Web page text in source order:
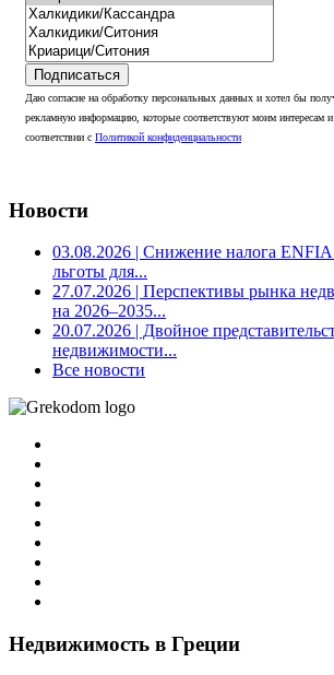
Подписаться
Даю согласие на обработку персональных данных и хотел бы
рекламную информацию, которые соответствуют моим интересам
соответствии с Политикой конфиденциальности
Новости
03.08.2026 | Снижение налога
льготы для...
27.07.2026 | Перспективы рынка
на 2026–2035...
20.07.2026 | Двойное
недвижимости...
Все новости
Недвижимость в Греции